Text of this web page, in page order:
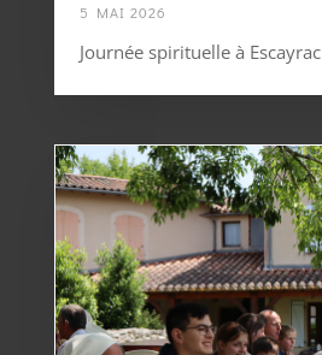
5 MAI 2026
Journée spirituelle à Escayrac